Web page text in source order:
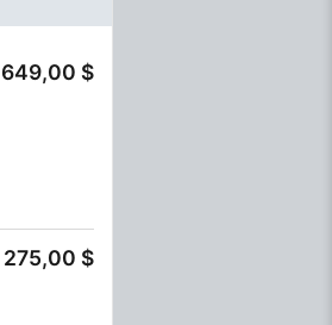
649,00 $
275,00 $